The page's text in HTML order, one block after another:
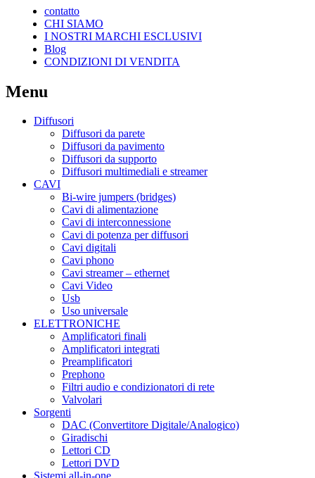
contatto
CHI SIAMO
I NOSTRI MARCHI ESCLUSIVI
Blog
CONDIZIONI DI VENDITA
Menu
Diffusori
Diffusori da parete
Diffusori da pavimento
Diffusori da supporto
Diffusori multimediali e streamer
CAVI
Bi-wire jumpers (bridges)
Cavi di alimentazione
Cavi di interconnessione
Cavi di potenza per diffusori
Cavi digitali
Cavi phono
Cavi streamer – ethernet
Cavi Video
Usb
Uso universale
ELETTRONICHE
Amplificatori finali
Amplificatori integrati
Preamplificatori
Prephono
Filtri audio e condizionatori di rete
Valvolari
Sorgenti
DAC (Convertitore Digitale/Analogico)
Giradischi
Lettori CD
Lettori DVD